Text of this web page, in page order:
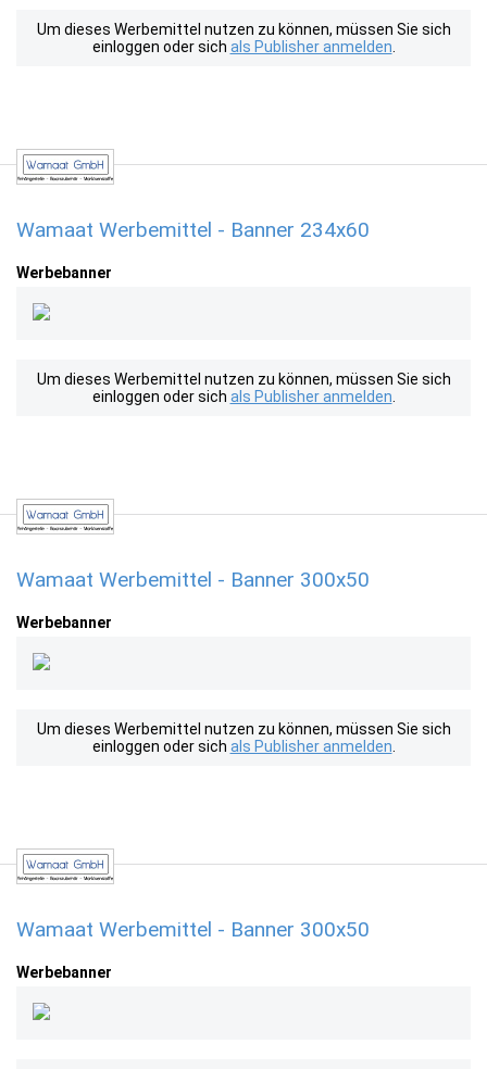
Um dieses Werbemittel nutzen zu können, müssen Sie sich
einloggen oder sich als Publisher anmelden
Wamaat Werbemittel - Banner 234x60
Werbebanner
Um dieses Werbemittel nutzen zu können, müssen Sie sich
einloggen oder sich als Publisher anmelden
Wamaat Werbemittel - Banner 300x50
Werbebanner
Um dieses Werbemittel nutzen zu können, müssen Sie sich
einloggen oder sich als Publisher anmelden
Wamaat Werbemittel - Banner 300x50
Werbebanner